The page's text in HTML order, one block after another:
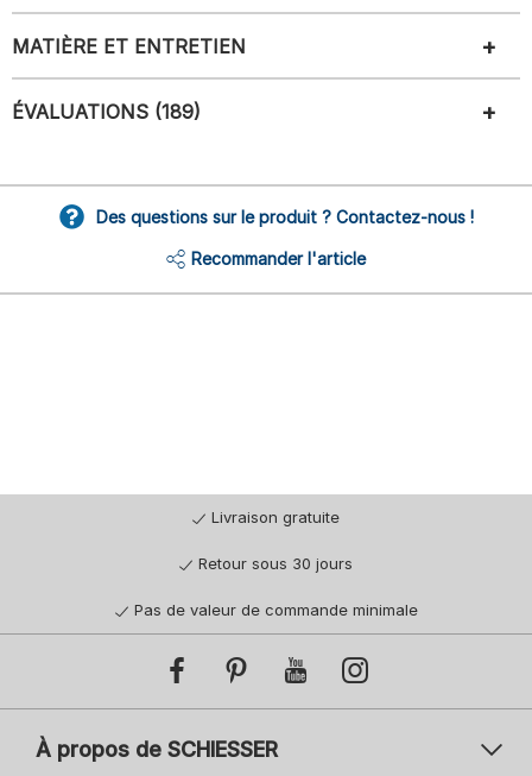
MATIÈRE ET ENTRETIEN
ÉVALUATIONS (189)
Des questions sur le produit ? Contactez-nous !
Recommander l'article
Livraison gratuite
Retour sous 30 jours
Pas de valeur de commande minimale
À propos de SCHIESSER